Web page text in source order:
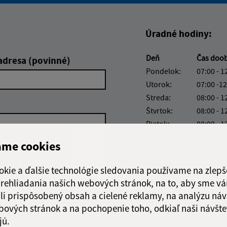
cookies
a ďalšie technológie sledovania používame na
našich webových stránok, na to, aby sme
prispôsobený obsah a cielené reklamy, na analýzu
stránok a na pochopenie toho, odkiaľ naši
(povinné)
Google reCaptcha Response
Odoslať
správu
Úradné hodiny:
Deň Čas
Pondelok:
07:00 -
Utorok:
07:00 -
Streda:
08:00 -
Štvrtok:
08:00 -
Piatok:
08:00 -